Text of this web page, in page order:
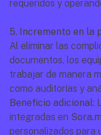
requeridos y
5. Incremento en la
Al eliminar las
documentos, los
trabajar de manera
como auditorías y
Beneficio adicional:
integradas en
personalizados para